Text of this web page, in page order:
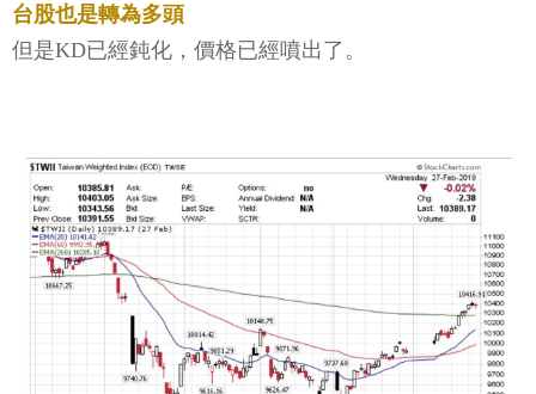
台股也是轉為多頭
但是KD已經鈍化，價格已經噴出了。